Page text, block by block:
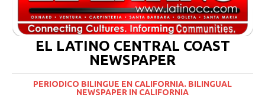
EL LATINO CENTRAL COAST
NEWSPAPER
PERIODICO BILINGUE EN CALIFORNIA. BILINGUAL
NEWSPAPER IN CALIFORNIA